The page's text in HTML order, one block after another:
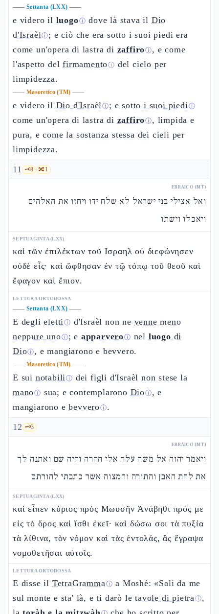
—— Settanta (LXX) ——
e videro il luogoⓘ dove là stava il Dio
d'Israèlⓘ; e ciò che era sotto i suoi piedi era
come un'opera di lastra di zaffiroⓘ, e come
l'aspetto delfirmamentoⓘ del cielo per
limpidezza.
—— Masoretico (TM) ——
e videro il Dio d'Israèlⓘ; esotto i suoi piediⓘ
come un'opera di lastra di zaffiroⓘ, limpida e
pura, e come la sostanza stessa dei cieli per
limpidezza.
11 🗝️8 🔀1
EBRAICO (MT)
ואל אצילי בני ישראל לא שלח ידו ויחזו את האלהים
ויאכלו וישתו
SEPTUAGINTA (LXX)
καὶ τῶν ἐπιλέκτων τοῦ Ισραηλ οὐ διεφώνησεν
οὐδὲ εἷς· καὶ ὤφθησαν ἐν τῷ τόπῳ τοῦ θεοῦ καὶ
ἔφαγον καὶ ἔπιον.
LETTURA ORTODOSSA
—— Settanta (LXX) ——
E deglielettiⓘ d'Israèl non ne venne meno
neppure unoⓘ; e apparveroⓘ nel luogo di
Dioⓘ, e mangiarono e bevvero.
—— Masoretico (TM) ——
E sui notabiliⓘ dei figli d'Israèl non stese la
manoⓘ sua; e contemplarono Dioⓘ, e
mangiarono ebevveroⓘ.
12 🗝️3
EBRAICO (MT)
ויאמר יהוה אל משה עלה אלי ההרה והיה שם ואתנה לך
את לחת האבן והתורה והמצוה אשר כתבתי להורתם
SEPTUAGINTA (LXX)
καὶ εἶπεν κύριος πρὸς Μωυσῆν Ἀνάβηθι πρός με
εἰς τὸ ὄρος καὶ ἴσθι ἐκεῖ· καὶ δώσω σοι τὰ πυξία
τὰ λίθινα, τὸν νόμον καὶ τὰς ἐντολάς, ἃς ἔγραψα
νομοθετῆσαι αὐτοῖς.
LETTURA ORTODOSSA
E disse il TetraGrammaⓘ a Moshè: «Sali da me
sul monte e sta' là, e ti darò letavole di pietraⓘ,